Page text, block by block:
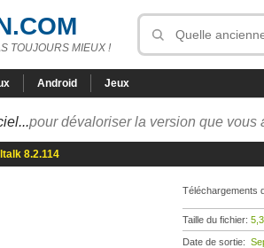
TOUJOURS MIEUX !
Android Jeux
pour dévaloriser la version que vous
8.2.114
Téléchargements
Taille du fichier:
Date de sortie: